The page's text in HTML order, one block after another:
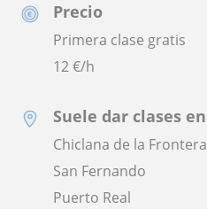
Precio
Primera clase gratis
12€/h
Suele dar clases en
Chiclana de la Frontera
San Fernando
Puerto Real